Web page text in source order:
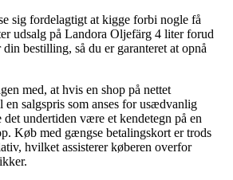
sig fordelagtigt at kigge forbi nogle få
udsalg på Landora Oljefärg 4 liter forud
bestilling, så du er garanteret at opnå
med, at hvis en shop på nettet
salgspris som anses for usædvanlig
undertiden være et kendetegn på en
Køb med gængse betalingskort er trods
hvilket assisterer køberen overfor